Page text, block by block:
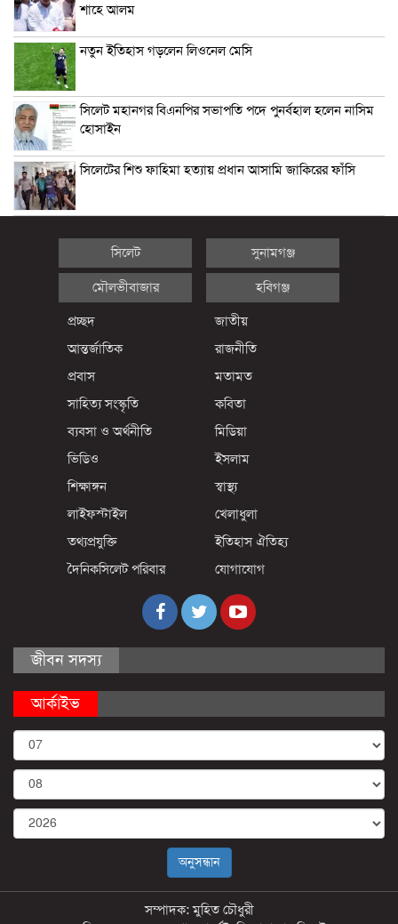
শাহে আলম
নতুন ইতিহাস গড়লেন লিওনেল মেসি
সিলেট মহানগর বিএনপির সভাপতি পদে পুনর্বহাল হলেন নাসিম
হোসাইন
সিলেটের শিশু ফাহিমা হত্যায় প্রধান আসামি জাকিরের ফাঁসি
সিলেট সুনামগঞ্জ
মৌলভীবাজার হবিগঞ্জ
প্রচ্ছদ
জাতীয়
আন্তর্জাতিক
রাজনীতি
প্রবাস
মতামত
সাহিত্য সংস্কৃতি
কবিতা
ব্যবসা ও অর্থনীতি
মিডিয়া
ভিডিও
ইসলাম
শিক্ষাঙ্গন
স্বাস্থ্য
লাইফস্টাইল
খেলাধুলা
তথ্যপ্রযুক্তি
ইতিহাস ঐতিহ্য
দৈনিকসিলেট পরিবার
যোগাযোগ
জীবন সদস্য
আর্কাইভ
সম্পাদক: মুহিত চৌধুরী